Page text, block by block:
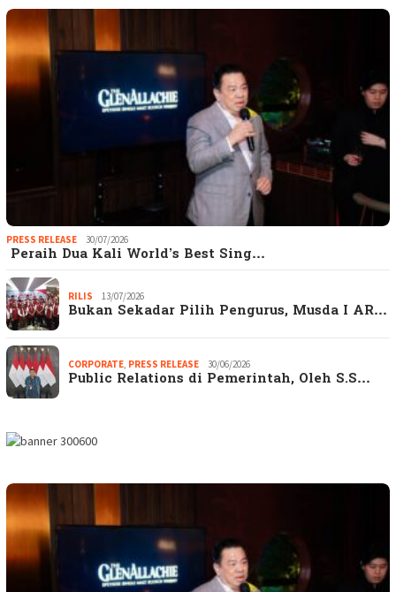
PRESS RELEASE 30/07/2026
Peraih Dua Kali World’s Best Sing…
RILIS 13/07/2026
Bukan Sekadar Pilih Pengurus, Musda I AR…
CORPORATE, PRESS RELEASE 30/06/2026
Public Relations di Pemerintah, Oleh S.S…